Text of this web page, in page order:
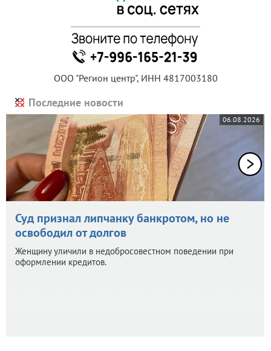
ООО "Регион центр", ИНН 4817003180
Последние новости
06.08.2026
Суд признал липчанку банкротом, но не
освободил от долгов
Женщину уличили в недобросовестном поведении при
оформлении кредитов.